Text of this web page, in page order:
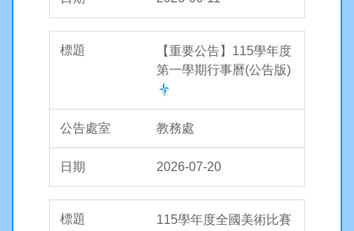
【重要公告】115學年度
第一學期行事曆(公告版)
教務處
2026-07-20
115學年度全國美術比賽